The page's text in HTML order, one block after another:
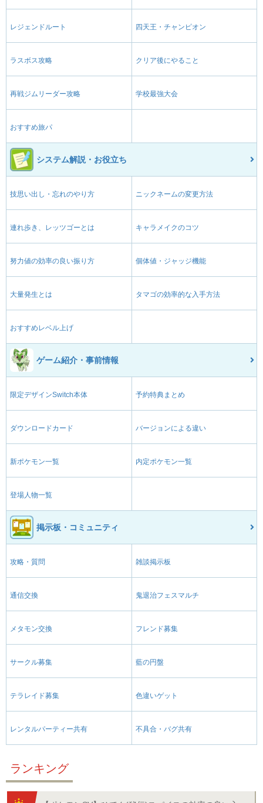
レジェンドルート 四天王・チャンピオン
ラスボス攻略 クリア後にやること
再戦ジムリーダー攻略 学校最強大会
おすすめ旅パ
システム解説・お役立ち
技思い出し・忘れのやり方 ニックネームの変更方法
連れ歩き、レッツゴーとは キャラメイクのコツ
努力値の効率の良い振り方 個体値・ジャッジ機能
大量発生とは タマゴの効率的な入手方法
おすすめレベル上げ
ゲーム紹介・事前情報
限定デザインSwitch本体 予約特典まとめ
ダウンロードカード バージョンによる違い
新ポケモン一覧 内定ポケモン一覧
登場人物一覧
掲示板・コミュニティ
攻略・質問 雑談掲示板
通信交換 鬼退治フェスマルチ
メタモン交換 フレンド募集
サークル募集 藍の円盤
テラレイド募集 色違いゲット
レンタルパーティー共有 不具合・バグ共有
ランキング